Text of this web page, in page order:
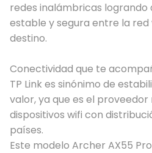
redes inalámbricas logrando
estable y segura entre la red
destino.
Conectividad que te
TP Link es sinónimo de
valor, ya que es el proveedor
dispositivos wifi con
países.
Este modelo Archer AX55